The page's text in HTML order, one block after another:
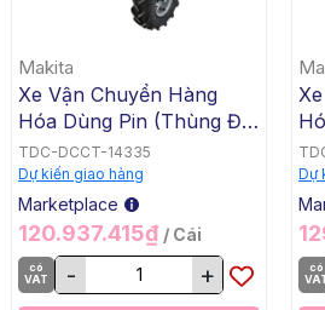
Makita
Xe Vận Chuyển Hàng
Hóa Dùng Pin (Thùng Đế
Bằng, BL, 18Vx2) Makita
DCU605Z
TDC-DCCT-14335
Dự kiến giao hàng
Marketplace
120.937.415₫ / Cái
có
VAT
- +
Dự
có